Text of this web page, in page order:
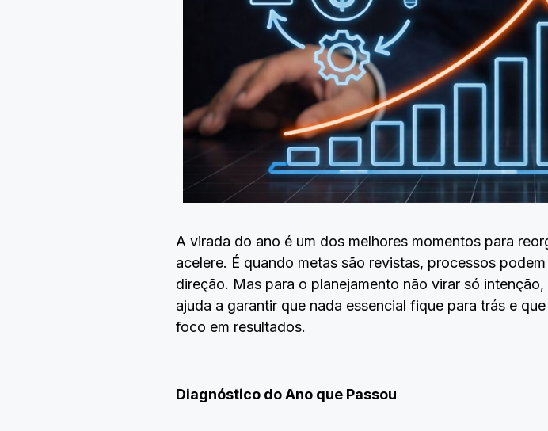
A virada do ano é um dos melhores momentos para
acelere. É quando metas são revistas, processos
direção. Mas para o planejamento não virar só
ajuda a garantir que nada essencial fique para trás e
foco em resultados.
Diagnóstico do Ano que Passou